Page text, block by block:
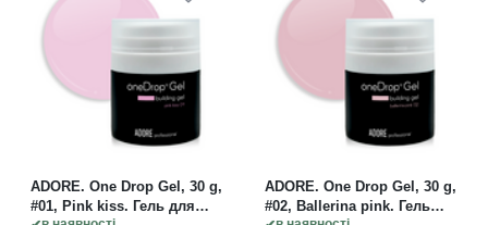
ADORE. One Drop Gel, 30 g,
#01, Pink kiss. Гель для
ADORE. One Drop Gel, 30 g,
#02, Ballerina pink. Гель